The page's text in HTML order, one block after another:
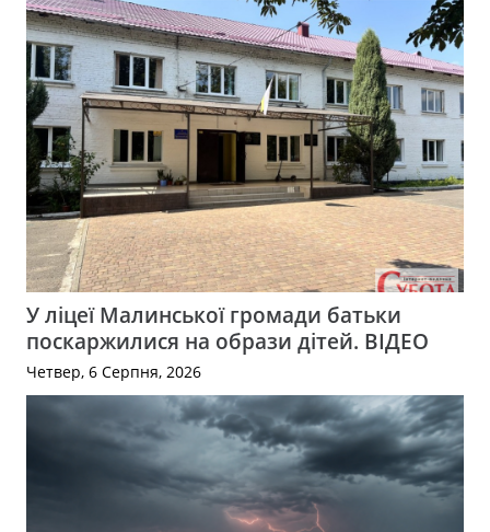
У ліцеї Малинської громади батьки
поскаржилися на образи дітей. ВІДЕО
Четвер, 6 Серпня, 2026